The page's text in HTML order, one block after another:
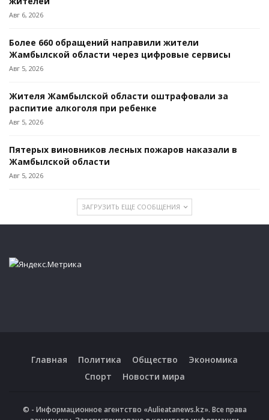
Авг 6, 2026
Более 660 обращений направили жители
Жамбылской области через цифровые сервисы
Авг 5, 2026
Жителя Жамбылской области оштрафовали за
распитие алкоголя при ребенке
Авг 5, 2026
Пятерых виновников лесных пожаров наказали в
Жамбылской области
Авг 5, 2026
ЗАГРУЗИТЬ ЕЩЕ СООБЩЕНИЯ
Главная Политика Общество
Экономика
Спорт
Новости мира
© - Информационное агентство «Aulieatanews.kz». Все права